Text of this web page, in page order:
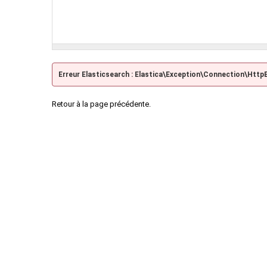
Erreur Elasticsearch :
Retour à la page précédente.